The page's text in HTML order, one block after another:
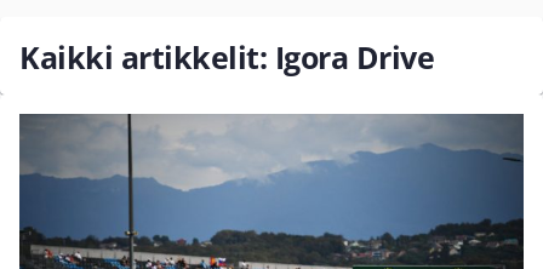
Kaikki artikkelit: Igora Drive